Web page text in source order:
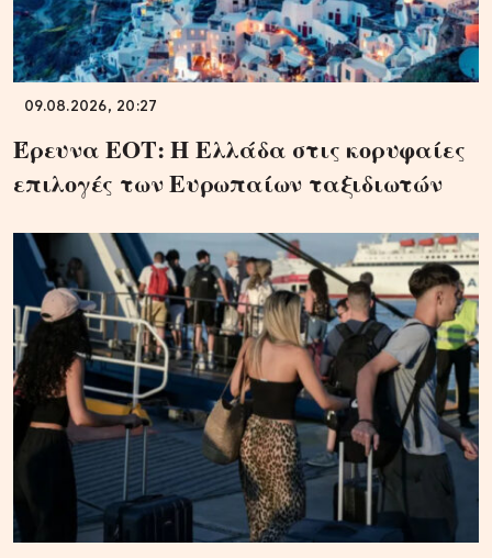
09.08.2026, 20:27
Έρευνα ΕΟΤ: Η Ελλάδα στις κορυφαίες
επιλογές των Ευρωπαίων ταξιδιωτών